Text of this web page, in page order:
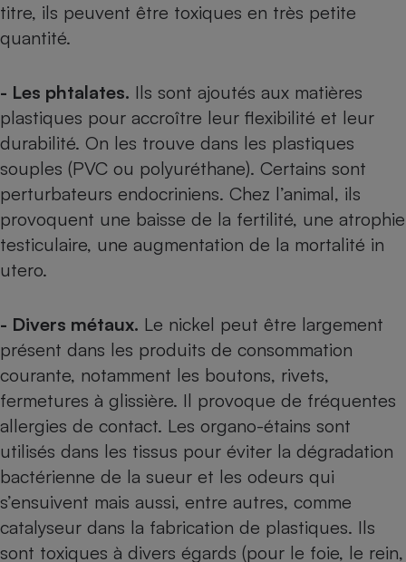
titre, ils peuvent être toxiques en très petite
quantité.
- Les phtalates. Ils sont ajoutés aux matières
plastiques pour accroître leur flexibilité et leur
durabilité. On les trouve dans les plastiques
souples (PVC ou polyuréthane). Certains sont
perturbateurs endocriniens. Chez l’animal, ils
provoquent une baisse de la fertilité, une atrophie
testiculaire, une augmentation de la mortalité in
utero.
- Divers métaux. Le nickel peut être largement
présent dans les produits de consommation
courante, notamment les boutons, rivets,
fermetures à glissière. Il provoque de fréquentes
allergies de contact. Les organo-étains sont
utilisés dans les tissus pour éviter la dégradation
bactérienne de la sueur et les odeurs qui
s’ensuivent mais aussi, entre autres, comme
catalyseur dans la fabrication de plastiques. Ils
sont toxiques à divers égards (pour le foie, le rein,
Plaque de cuisson à
induction
Climatiseur -
Ventilateur
Cafetière à expressos
Téléphone mobile -
Smartphone
Antivirus
Climatiseur -